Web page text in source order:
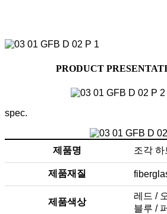
PRODUCT
spec.
제품명 조각 하
제품재질
제품색상
레드 /
블루 /